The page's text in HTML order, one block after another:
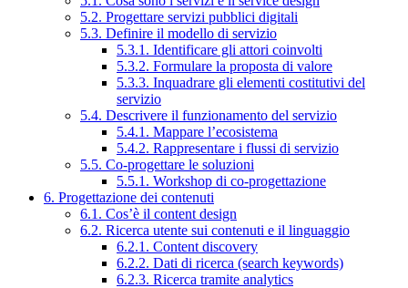
5.2. Progettare servizi pubblici digitali
5.3. Definire il modello di servizio
5.3.1. Identificare gli attori coinvolti
5.3.2. Formulare la proposta di valore
5.3.3. Inquadrare gli elementi costitutivi del
servizio
5.4. Descrivere il funzionamento del servizio
5.4.1. Mappare l’ecosistema
5.4.2. Rappresentare i flussi di servizio
5.5. Co-progettare le soluzioni
5.5.1. Workshop di co-progettazione
6. Progettazione dei contenuti
6.1. Cos’è il content design
6.2. Ricerca utente sui contenuti e il linguaggio
6.2.1. Content discovery
6.2.2. Dati di ricerca (search keywords)
6.2.3. Ricerca tramite analytics